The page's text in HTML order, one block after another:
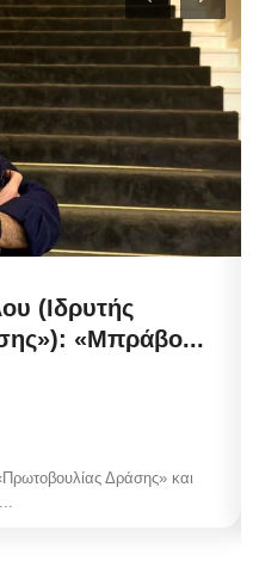
(Ιδρυτής
«Μπράβο...
Δράσης» και